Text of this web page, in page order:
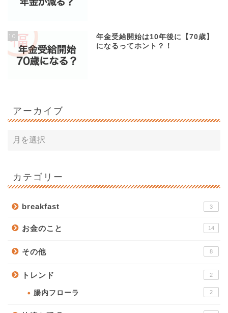
10
年金受給開始は10年後に【70歳】
になるってホント？！
アーカイブ
カテゴリー
breakfast 3
お金のこと 14
その他 8
トレンド 2
腸内フローラ 2